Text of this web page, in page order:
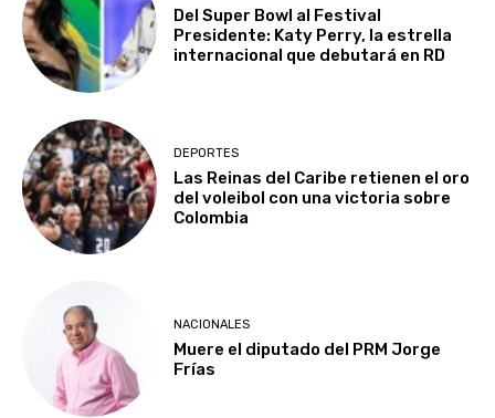
Del Super Bowl al Festival
Presidente: Katy Perry, la estrella
internacional que debutará en RD
DEPORTES
Las Reinas del Caribe retienen el oro
del voleibol con una victoria sobre
Colombia
NACIONALES
Muere el diputado del PRM Jorge
Frías